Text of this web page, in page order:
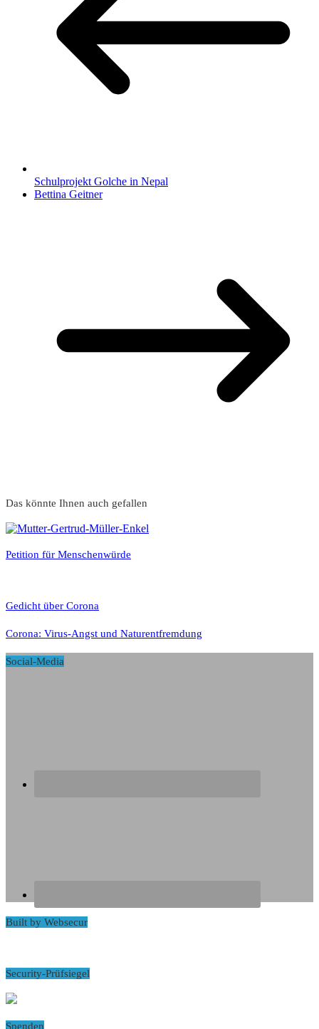
Schulprojekt Golche in Nepal
Bettina Geitner
Das könnte Ihnen auch gefallen
Petition für Menschenwürde
Gedicht über Corona
Corona: Virus-Angst und Naturentfremdung
Social-Media
Built by Websecur
Security-Prüfsiegel
Spenden